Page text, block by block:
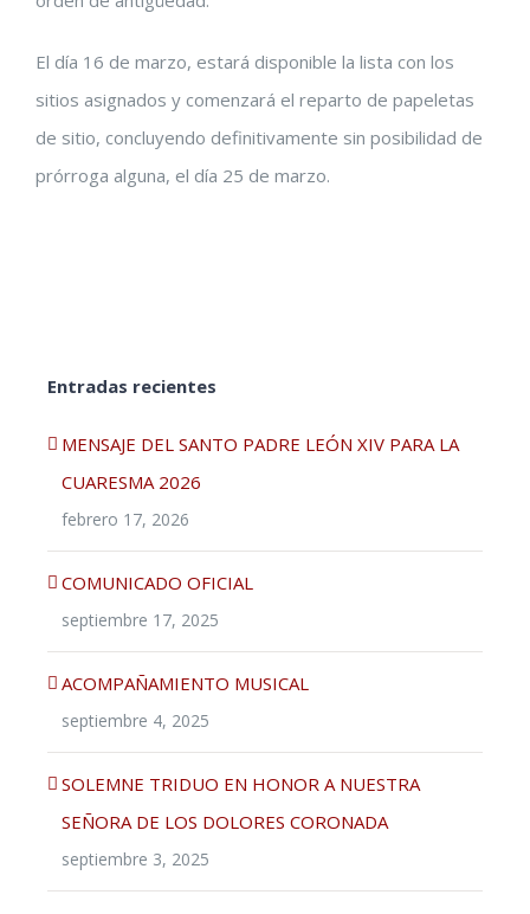
El día 16 de marzo, estará disponible la lista con los
sitios asignados y comenzará el reparto de papeletas
de sitio, concluyendo definitivamente sin posibilidad de
prórroga alguna, el día 25 de marzo.
Entradas recientes
MENSAJE DEL SANTO PADRE LEÓN XIV PARA LA
CUARESMA 2026
febrero 17, 2026
COMUNICADO OFICIAL
septiembre 17, 2025
ACOMPAÑAMIENTO MUSICAL
septiembre 4, 2025
SOLEMNE TRIDUO EN HONOR A NUESTRA
SEÑORA DE LOS DOLORES CORONADA
septiembre 3, 2025